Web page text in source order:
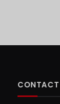
CONTACT